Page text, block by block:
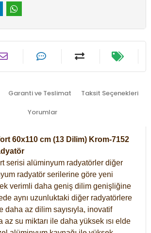
Garanti ve Teslimat Taksit Seçenekleri
Yorumlar
60x110 cm (13 Dilim) Krom-7152
serisi alüminyum radyatörler diğer
radyatör serilerine göre yeni
verimli daha geniş dilim genişliğine
aynı uzunluktaki diğer radyatörlere
daha az dilim sayısıyla, inovatif
az su miktarı ile daha yüksek ısı elde